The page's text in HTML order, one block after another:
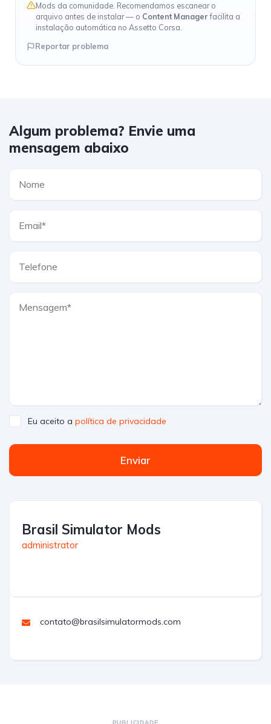
Mods da comunidade. Recomendamos escanear o
arquivo antes de instalar — o Content Managerfacilita a
instalação automática no Assetto Corsa.
Reportar problema
Algum problema? Envie uma
mensagem abaixo
Eu aceito a política de privacidade
Enviar
Brasil Simulator Mods
administrator
contato@brasilsimulatormods.com
PUBLICIDADE